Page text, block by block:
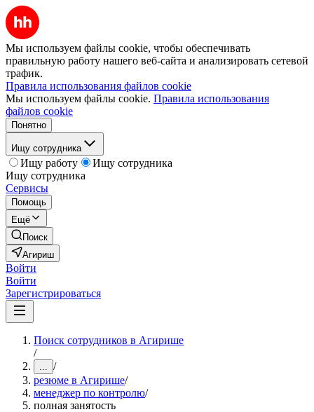
Мы используем файлы cookie, чтобы обеспечивать
правильную работу нашего веб-сайта и анализировать сетевой
трафик.
Правила использования файлов cookie
Мы используем файлы cookie. Правила использования
файлов cookie
Понятно
Ищу сотрудника
Ищу работу
Ищу сотрудника
Ищу сотрудника
Сервисы
Помощь
Ещё
Поиск
Агириш
Войти
Войти
Зарегистрироваться
Поиск сотрудников в Агирише
/
... /
резюме в Агирише/
менеджер по контролю/
полная занятость